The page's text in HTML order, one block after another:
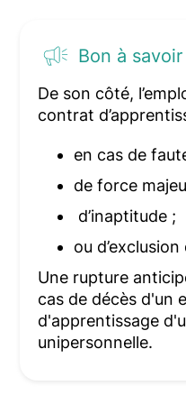
Bon à savoir
De son côté,
contrat
en cas de
de force
d’inaptitude ;
ou
Une rupture
cas de décès d'un
d'apprentissage
unipersonnelle.